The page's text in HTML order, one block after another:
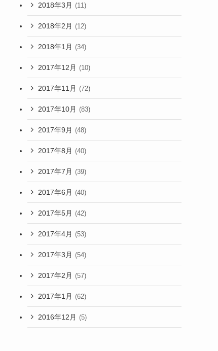
2018年3月 (11)
2018年2月 (12)
2018年1月 (34)
2017年12月 (10)
2017年11月 (72)
2017年10月 (83)
2017年9月 (48)
2017年8月 (40)
2017年7月 (39)
2017年6月 (40)
2017年5月 (42)
2017年4月 (53)
2017年3月 (54)
2017年2月 (57)
2017年1月 (62)
2016年12月 (5)